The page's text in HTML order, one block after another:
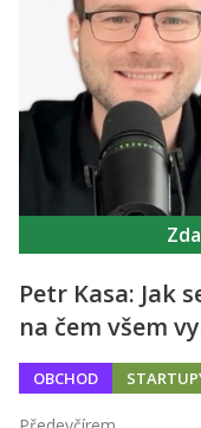
Petr Kasa: Jak
na čem všem
OBCHOD